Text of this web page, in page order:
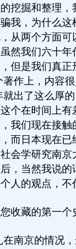
挖掘和整理，
我，为什么这
从两个方面可
然我们六十年
但是我们真正
作上，内容
出了这么厚
个在时间上有
我们现在接触
而日本现在已
会学研究南京
，当然我说的
人的观点，不
藏的第一个
南京的情况，